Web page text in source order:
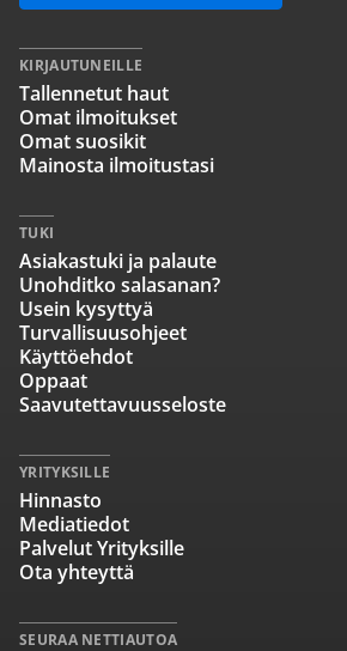
SEURAA NETTIAUTOA
KIRJAUTUNEILLE
Tallennetut haut
Omat ilmoitukset
Omat suosikit
Mainosta ilmoitustasi
TUKI
Asiakastuki ja palaute
Unohditko salasanan?
Usein kysyttyä
Turvallisuusohjeet
Käyttöehdot
Oppaat
Saavutettavuusseloste
YRITYKSILLE
Hinnasto
Mediatiedot
Palvelut Yrityksille
Ota yhteyttä